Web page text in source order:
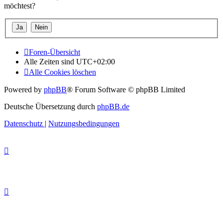
möchtest?
Foren-Übersicht
Alle Zeiten sind UTC+02:00
Alle Cookies löschen
Powered by phpBB® Forum Software © phpBB Limited
Deutsche Übersetzung durch phpBB.de
Datenschutz | Nutzungsbedingungen